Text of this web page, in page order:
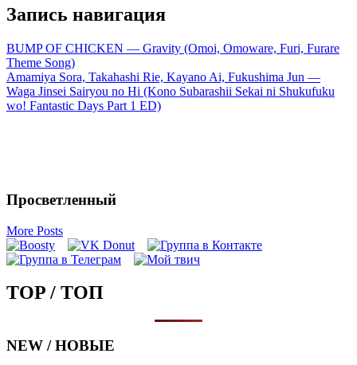
Запись навигация
BUMP OF CHICKEN — Gravity (Omoi, Omoware, Furi, Furare
Theme Song)
Amamiya Sora, Takahashi Rie, Kayano Ai, Fukushima Jun —
Waga Jinsei Sairyou no Hi (Kono Subarashii Sekai ni Shukufuku
wo! Fantastic Days Part 1 ED)
Просветленный
More Posts
TOP / ТОП
NEW / НОВЫЕ